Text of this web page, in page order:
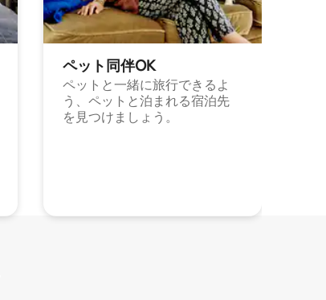
ペット同⁠伴OK
ペットと一緒に旅行できるよ
う、ペットと泊まれる宿泊先
を見つけましょう。